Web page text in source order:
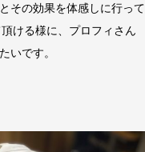
その効果を体感しに行って
ける様に、プロフィさん
いです。